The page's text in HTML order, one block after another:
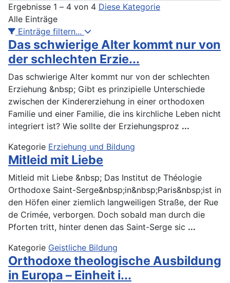
Ergebnisse 1 – 4 von 4 Diese Kategorie
Alle Einträge
Einträge filtern...
Das schwierige Alter kommt nur von
der schlechten Erzie...
Das schwierige Alter kommt nur von der schlechten
Erziehung &nbsp; Gibt es prinzipielle Unterschiede
zwischen der Kindererziehung in einer orthodoxen
Familie und einer Familie, die ins kirchliche Leben nicht
integriert ist? Wie sollte der Erziehungsproz ...
Kategorie Erziehung und Bildung
Mitleid mit Liebe
Mitleid mit Liebe &nbsp; Das Institut de Théologie
Orthodoxe Saint-Serge&nbsp;in&nbsp;Paris&nbsp;ist in
den Höfen einer ziemlich langweiligen Straße, der Rue
de Crimée, verborgen. Doch sobald man durch die
Pforten tritt, hinter denen das Saint-Serge sic ...
Kategorie Geistliche Bildung
Orthodoxe theologische Ausbildung
in Europa – Einheit i...